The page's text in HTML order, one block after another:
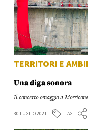
TERRITORI E
Una diga sonora
Il concerto omaggio a
30 LUGLIO 2021 TAG